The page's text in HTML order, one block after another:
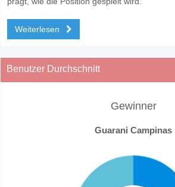
Weiterlesen
Benutzer Durchschnitt
Gewinner
Guarani Campinas